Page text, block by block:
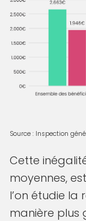
Source : Inspection
Cette
moyennes,
l’on étudie la
manière plus